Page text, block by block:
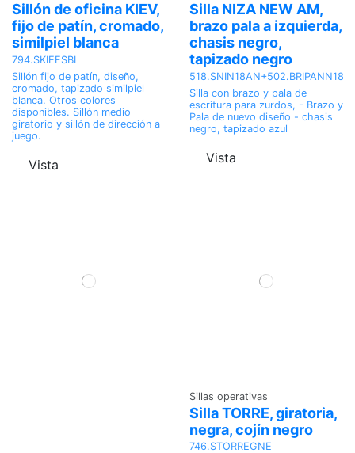
Sillón de oficina KIEV,
fijo de patín, cromado,
similpiel blanca
794.SKIEFSBL
Sillón fijo de patín, diseño,
cromado, tapizado similpiel
blanca. Otros colores
disponibles. Sillón medio
giratorio y sillón de dirección a
juego.
Vista
Silla NIZA NEW AM,
brazo pala a izquierda,
chasis negro,
tapizado negro
518.SNIN18AN+502.BRIPANN18
Silla con brazo y pala de
escritura para zurdos, - Brazo y
Pala de nuevo diseño - chasis
negro, tapizado azul
Vista
Sillas operativas
Silla TORRE, giratoria,
negra, cojín negro
746.STORREGNE